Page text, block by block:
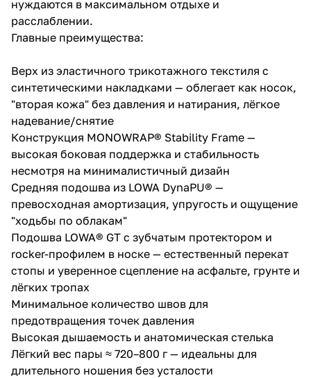
нуждаются в максимальном отдыхе и
расслаблении.
Главные преимущества:
Верх из эластичного трикотажного текстиля с
синтетическими накладками — облегает как носок,
"вторая кожа" без давления и натирания, лёгкое
надевание/снятие
Конструкция MONOWRAP® Stability Frame —
высокая боковая поддержка и стабильность
несмотря на минималистичный дизайн
Средняя подошва из LOWA DynaPU® —
превосходная амортизация, упругость и ощущение
"ходьбы по облакам"
Подошва LOWA® GT с зубчатым протектором и
rocker-профилем в носке — естественный перекат
стопы и уверенное сцепление на асфальте, грунте и
лёгких тропах
Минимальное количество швов для
предотвращения точек давления
Высокая дышаемость и анатомическая стелька
Лёгкий вес пары ≈ 720–800 г — идеальны для
длительного ношения без усталости